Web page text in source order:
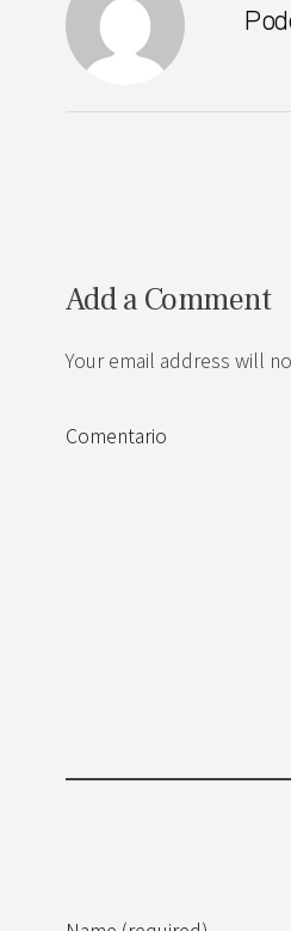
Add a Comment
Your email address will
Comentario